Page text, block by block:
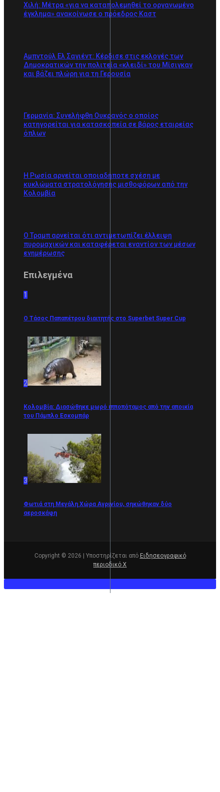
Χιλή: Μέτρα «για να καταπολεμηθεί το οργανωμένο
έγκλημα» ανακοίνωσε ο πρόεδρος Καστ
Αμπντούλ Ελ Σαγιέντ: Κέρδισε στις εκλογές των
Δημοκρατικών την πολιτεία «κλειδί» του Μίσιγκαν
και βάζει πλώρη για τη Γερουσία
Γερμανία: Συνελήφθη Ουκρανός ο οποίος
κατηγορείται για κατασκοπεία σε βάρος εταιρείας
όπλων
Η Ρωσία αρνείται οποιαδήποτε σχέση με
κυκλώματα στρατολόγησης μισθοφόρων από την
Κολομβία
Ο Τραμπ αρνείται ότι αντιμετωπίζει έλλειψη
πυρομαχικών και καταφέρεται εναντίον των μέσων
ενημέρωσης
Επιλεγμένα
1
Ο Τάσος Παπαπέτρου διαιτητής στο Superbet Super Cup
2
Κολομβία: Διασώθηκε μωρό ιπποπόταμος από την αποικία
του Πάμπλο Εσκομπάρ
3
Φωτιά στη Μεγάλη Χώρα Αγρινίου, σηκώθηκαν δύο
αεροσκάφη
Copyright © 2026 | Υποστηρίζεται από Ειδησεογραφικό
περιοδικό Χ